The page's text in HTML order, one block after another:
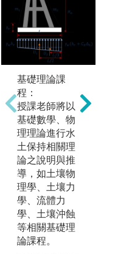
專題辯論：學
生分組擇定一
個海洋相關議
題，透過團隊
合作共同蒐集
資料、討論辯
論方向，並與
美國學校學生
以英文進行辯
論比賽。從過
程中增進學生
英文聽力、閱
讀、演講能
力，也同時增
加學生探究海
基礎理論課
程：
授課老師將以
基礎數學、物
理理論進行水
土保持相關理
論之說明與推
導，如土壤物
理學、土壤力
學、流體力
學、土壤沖蝕
等相關基礎理
論課程。